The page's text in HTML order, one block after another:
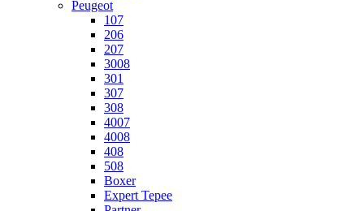
Peugeot
107
206
207
3008
301
307
308
4007
4008
408
508
Boxer
Expert Tepee